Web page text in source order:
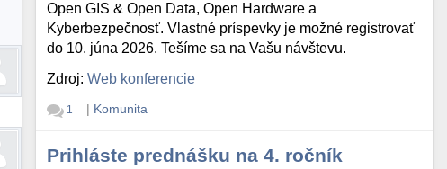
Open GIS & Open Data, Open Hardware a
Kyberbezpečnosť. Vlastné príspevky je možné registrovať
do 10. júna 2026. Tešíme sa na Vašu návštevu.
Zdroj:Web konferencie
1 | Komunita
Prihláste prednášku na 4. ročník